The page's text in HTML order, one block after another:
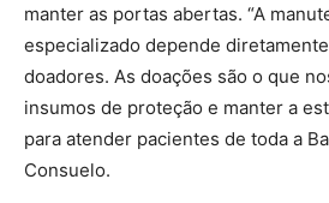
manter as portas abertas. “A
especializado depende
doadores. As doações são o que
insumos de proteção e manter a
para atender pacientes de toda a
Consuelo.